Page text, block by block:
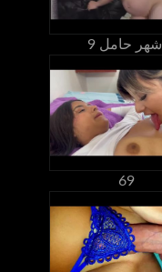
9 أشهر حامل
69